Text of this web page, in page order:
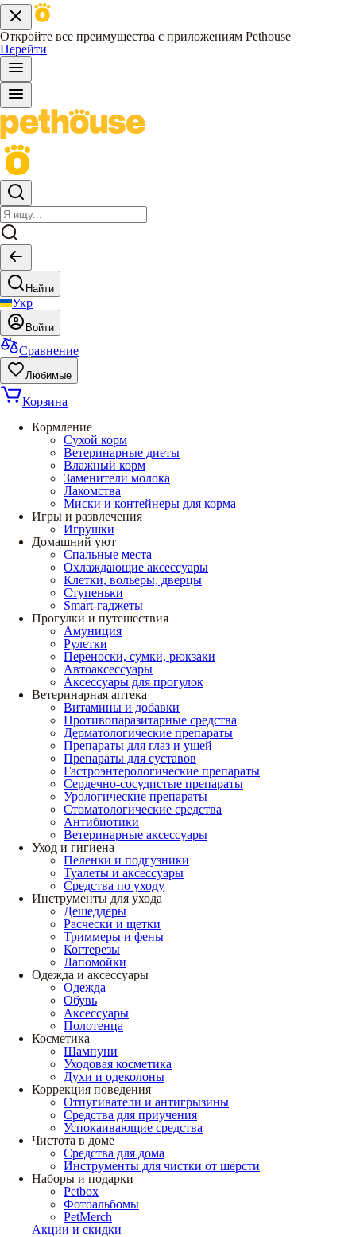
Откройте все преимущества с приложениям Pethouse
Перейти
Найти
Укр
Войти
Сравнение
Любимые
Корзина
Кормление
Сухой корм
Ветеринарные диеты
Влажный корм
Заменители молока
Лакомства
Миски и контейнеры для корма
Игры и развлечения
Игрушки
Домашний уют
Спальные места
Охлаждающие аксессуары
Клетки, вольеры, дверцы
Ступеньки
Smart-гаджеты
Прогулки и путешествия
Амуниция
Рулетки
Переноски, сумки, рюкзаки
Автоаксессуары
Аксессуары для прогулок
Ветеринарная аптека
Витамины и добавки
Противопаразитарные средства
Дерматологические препараты
Препараты для глаз и ушей
Препараты для суставов
Гастроэнтерологические препараты
Сердечно-сосудистые препараты
Урологические препараты
Стоматологические средства
Антибиотики
Ветеринарные аксессуары
Уход и гигиена
Пеленки и подгузники
Туалеты и аксессуары
Средства по уходу
Инструменты для ухода
Дешеддеры
Расчески и щетки
Триммеры и фены
Когтерезы
Лапомойки
Одежда и аксессуары
Одежда
Обувь
Аксессуары
Полотенца
Косметика
Шампуни
Уходовая косметика
Духи и одеколоны
Коррекция поведения
Отпугиватели и антигрызины
Средства для приучения
Успокаивающие средства
Чистота в доме
Средства для дома
Инструменты для чистки от шерсти
Наборы и подарки
Petbox
Фотоальбомы
PetMerch
Акции и скидки